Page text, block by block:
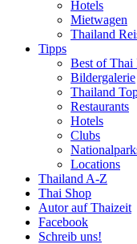
Hotels
Mietwagen
Thailand
Tipps
Best of Thai
Bildergalerie
Thailand
Restaurants
Hotels
Clubs
Locations
Thailand A-Z
Thai Shop
Autor auf Thaizeit
Facebook
Schreib uns!